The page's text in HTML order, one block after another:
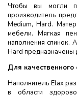
Чтобы вы могли
производитель
Medium, Hard.
мебели. Мягкая
наполнения спинок.
Hard предназначены
Для качественного
Наполнитель Elax
в области